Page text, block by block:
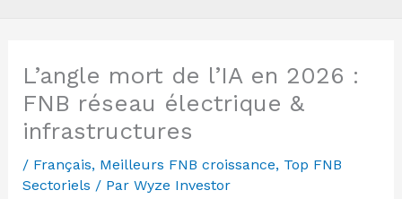
L’angle mort de l’IA en 2026 :
FNB réseau électrique &
infrastructures
/ Français, Meilleurs FNB croissance, Top FNB
Sectoriels / Par Wyze Investor